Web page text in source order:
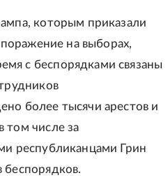
которым приказали
на выборах,
с беспорядками связаны
более тысячи арестов и
том числе за
республиканцами Грин
беспорядков.